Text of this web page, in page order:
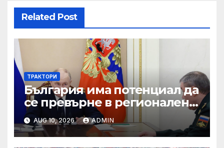
Related Post
ТРАКТОРИ
България има потенциал да
се превърне в регионален
лидер в проучването и
добива на критични
суровини
AUG 10, 2026 ADMIN